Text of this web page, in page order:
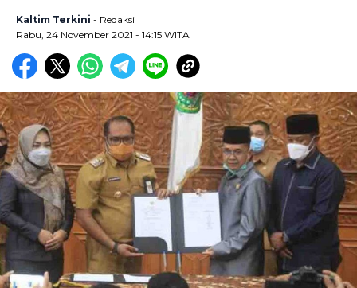
Kaltim Terkini - Redaksi
Rabu, 24 November 2021 - 14:15 WITA